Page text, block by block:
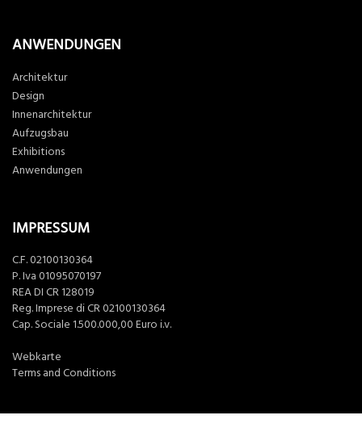
ANWENDUNGEN
Architektur
Design
Innenarchitektur
Aufzugsbau
Exhibitions
Anwendungen
IMPRESSUM
C.F. 02100130364
P. Iva 01095070197
REA DI CR 128019
Reg. Imprese di CR 02100130364
Cap. Sociale 1.500.000,00 Euro i.v.
Webkarte
Terms and Conditions